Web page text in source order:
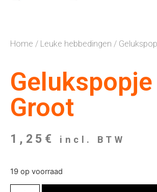
Home / Leuke hebbedingen /
Gelukspopje
Groot
1,25 € incl. BTW
19 op voorraad